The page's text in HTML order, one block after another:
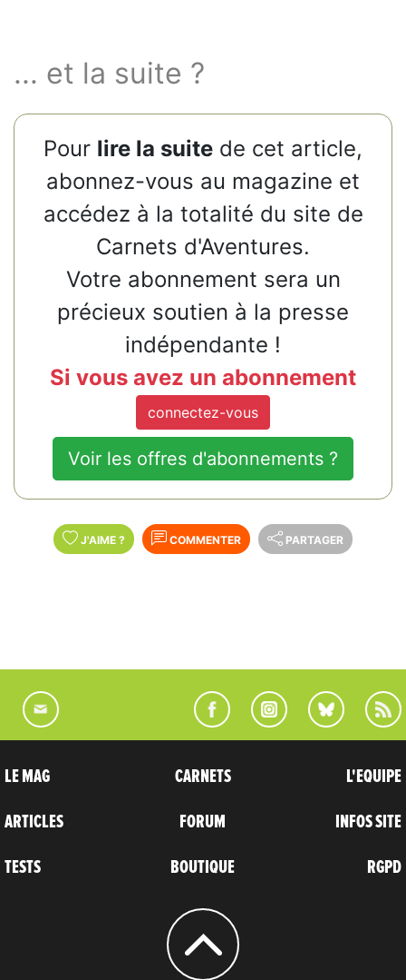
... et la suite ?
Pour lire la suite de cet article,
abonnez-vous au magazine et
accédez à la totalité du site de
Carnets d'Aventures.
Votre abonnement sera un
précieux soutien à la presse
indépendante !
Si vous avez un abonnement
connectez-vous
Voir les offres d'abonnements ?
J'AIME ? COMMENTER PARTAGER
LE MAG
ARTICLES
TESTS
CARNETS
FORUM
BOUTIQUE
L'EQUIPE
INFOS SITE
RGPD